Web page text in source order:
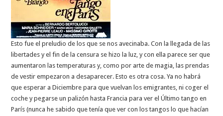
Esto fue el preludio de los que se nos avecinaba. Con la llegada de las
libertades y el fin de la censura se hizo la luz, y con ella parece ser que
aumentaron las temperaturas y, como por arte de magia, las prendas
de vestir empezaron a desaparecer. Esto es otra cosa. Ya no habrá
que esperar a Diciembre para que vuelvan los emigrantes, ni coger el
coche y pegarse un palizón hasta Francia para ver el Último tango en
París (nunca he sabido que tenía que ver con los tangos lo que hacían